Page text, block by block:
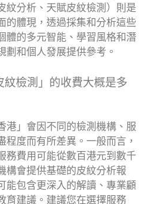
紋分析、天賦皮紋檢測）則是
的體現，透過採集和分析這些
體的多元智能、學習風格和潛
劃和個人發展提供參考。
紋檢測」的收費大概是多
港」會因不同的檢測機構、服
程度而有所差異。一般而言，
務費用可能從數百港元到數千
構會提供基礎的皮紋分析報
能包含更深入的解讀、專業顧
育建議。建議您在選擇服務